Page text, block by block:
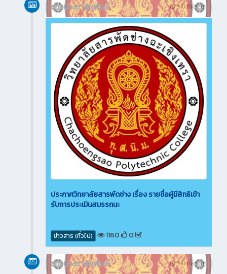
3 ปี ที่ผ่านมา
ข่าวประชาสัมพันธ์
ประกาศวิทยาลัยสารพัดช่าง เรื่อง รายชื่อผู้มีสิทธิเข้า
รับการประเมินสมรรถนะ
ข่าวสาร (ทั่วไป) 1160 0
3 ปี ที่ผ่านมา
ข่าวประชาสัมพันธ์